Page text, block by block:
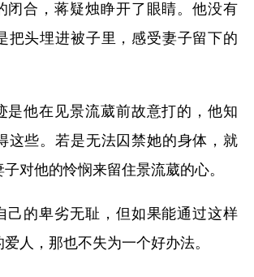
闭合，蒋疑烛睁开了眼睛。他没有
把头埋进被子里，感受妻子留下的
是他在见景流葳前故意打的，他知
这些。若是无法囚禁她的身体，就
对他的怜悯来留住景流葳的心。
己的卑劣无耻，但如果能通过这样
人，那也不失为一个好办法。